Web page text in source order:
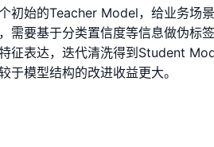
初始的Teacher Model，给业务场景
需要基于分类置信度等信息做伪标
征表达，迭代清洗得到Student
模型结构的改进收益更大。